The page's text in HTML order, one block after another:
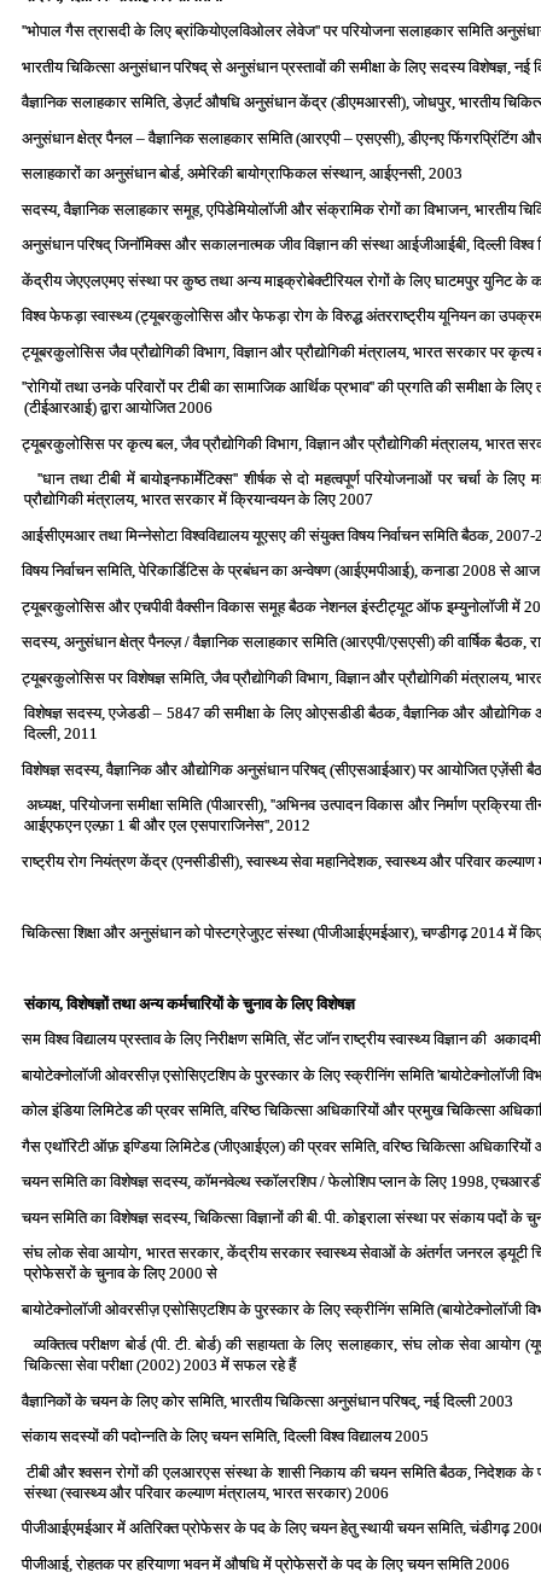
''भोपाल गैस त्रासदी के लिए ब्रांकियोएलविओलर लेवेज'' पर परियोजना सलाहकार समिति
भारतीय चिकित्‍सा अनुसंधान परिषद् से अनुसंधान प्रस्‍तावों की समीक्षा के लिए सदस्‍य विशेषज्ञ, नई
वैज्ञानिक सलाहकार समिति, डेज़र्ट औषधि अनुसंधान केंद्र (डीएमआरसी), जोधपुर, भारतीय
अनुसंधान क्षेत्र पैनल – वैज्ञानिक सलाहकार समिति (आरएपी – एसएसी), डीएनए फिंगरप्रिंटिंग
सलाहकारों का अनुसंधान बोर्ड, अमेरिकी बायोग्राफिकल संस्‍थान, आईएनसी, 2003
सदस्‍य, वैज्ञानिक सलाहकार समूह, एपिडेमियोलॉजी और संक्रामिक रोगों का विभाजन, भारतीय
अनुसंधान परिषद् जिनॉमिक्‍स और सकालनात्‍मक जीव विज्ञान की संस्‍था आईजीआईबी, दिल्‍ली विश्‍व
केंद्रीय जेएएलएमए संस्‍था पर कुष्‍ठ तथा अन्‍य माइक्रोबेक्‍टीरियल रोगों के लिए घाटमपुर युनिट के
विश्‍व फेफड़ा स्‍वास्‍थ्‍य (ट्यूबरकुलोसिस और फेफड़ा रोग के विरुद्ध अंतरराष्‍ट्रीय यूनियन का
ट्यूबरकुलोसिस जैव प्रौद्योगिकी विभाग, विज्ञान और प्रौद्योगिकी मंत्रालय, भारत सरकार पर
''रोगियों तथा उनके परिवारों पर टीबी का सामाजिक आर्थिक प्रभाव'' की प्रगति की समीक्षा
(टीईआरआई) द्वारा आयोजित 2006
ट्यूबरकुलोसिस पर कृत्‍य बल, जैव प्रौद्योगिकी विभाग, विज्ञान और प्रौद्योगिकी मंत्रालय, भारत
''धान तथा टीबी में बायोइनफार्मेटिक्‍स'' शीर्षक से दो महत्‍वपूर्ण परियोजनाओं पर चर्चा के लिए
प्रौद्योगिकी मंत्रालय, भारत सरकार में क्रियान्‍वयन के लिए 2007
आईसीएमआर तथा मिन्‍नेसोटा विश्‍वविद्यालय यूएसए की संयुक्‍त विषय निर्वाचन समिति बैठक,
विषय निर्वाचन समिति, पेरिकार्डिटिस के प्रबंधन का अन्‍वेषण (आईएमपीआई), कनाडा 2008 से
ट्यूबरकुलोसिस और एचपीवी वैक्‍सीन विकास समूह बैठक नेशनल इंस्‍टीट्यूट ऑफ इम्‍युनोलॉजी में
सदस्‍य, अनुसंधान क्षेत्र पैनल्‍ज़ / वैज्ञानिक सलाहकार समिति (आरएपी/एसएसी) की वार्षिक बैठक,
ट्यूबरकुलोसिस पर विशेषज्ञ समिति, जैव प्रौद्योगिकी विभाग, विज्ञान और प्रौद्योगिकी
विशेषज्ञ सदस्‍य, एजेडडी – 5847 की समीक्षा के लिए ओएसडीडी बैठक, वैज्ञानिक और
दिल्‍ली, 2011
विशेषज्ञ सदस्‍य, वैज्ञानिक और औद्योगिक अनुसंधान परिषद् (सीएसआईआर) पर आयोजित एज़ेंसी
अध्‍यक्ष, परियोजना समीक्षा समिति (पीआरसी), ''अभिनव उत्‍पादन विकास और निर्माण
आईएफएन एल्‍फ़ा 1 बी और एल एसपाराजिनेस'', 2012
राष्‍ट्रीय रोग नियंत्रण केंद्र (एनसीडीसी), स्‍वास्‍थ्‍य सेवा महानिदेशक, स्‍वास्‍थ्‍य और परिवार
चिकित्‍सा शिक्षा और अनुसंधान को पोस्‍टग्रेजुएट संस्‍था (पीजीआईएमईआर), चण्‍डीगढ़ 2014 में किए
संकाय, विशेषज्ञों तथा अन्‍य कर्मचारियों के चुनाव के लिए विशेषज्ञ
सम विश्‍व विद्यालय प्रस्‍ताव के लिए निरीक्षण समिति, सेंट जॉन राष्‍ट्रीय स्‍वास्‍थ्‍य विज्ञान की
बायोटेक्‍नोलॉजी ओवरसीज़ एसोसिएटशिप के पुरस्‍कार के लिए स्‍क्रीनिंग समिति 'बायोटेक्‍नोलॉजी
कोल इंडिया लिमिटेड की प्रवर समिति, वरिष्‍ठ चिकित्‍सा अधिकारियों और प्रमुख चिकित्‍सा
गैस एथॉरिटी ऑफ़ इण्डिया लिमिटेड (जीएआईएल) की प्रवर समिति, वरिष्‍ठ चिकित्‍सा
चयन समिति का विशेषज्ञ सदस्‍य, कॉमनवेल्‍थ स्‍कॉलरशिप / फेलोशिप प्‍लान के लिए 1998,
चयन समिति का विशेषज्ञ सदस्‍य, चिकित्‍सा विज्ञानों की बी. पी. कोइराला संस्‍था पर संकाय पदों
संघ लोक सेवा आयोग, भारत सरकार, केंद्रीय सरकार स्‍वास्‍थ्‍य सेवाओं के अंतर्गत जनरल ड्यूटी
प्रोफेसरों के चुनाव के लिए 2000 से
बायोटेक्‍नोलॉजी ओवरसीज़ एसोसिएटशिप के पुरस्‍कार के लिए स्‍क्रीनिंग समिति (बायोटेक्‍नोलॉजी
व्‍यक्तित्‍व परीक्षण बोर्ड (पी. टी. बोर्ड) की सहायता के लिए सलाहकार, संघ लोक सेवा
चिकित्‍सा सेवा परीक्षा (2002) 2003 में सफल रहे हैं
वैज्ञानिकों के चयन के लिए कोर समिति, भारतीय चिकित्‍सा अनुसंधान परिषद्, नई दिल्‍ली 2003
संकाय सदस्‍यों की पदोन्‍नति के लिए चयन समिति, दिल्‍ली विश्‍व विद्यालय 2005
टीबी और श्‍वसन रोगों की एलआरएस संस्‍था के शासी निकाय की चयन समि‍ति बैठक, निदेशक के
संस्‍था (स्‍वास्‍थ्‍य और परिवार कल्‍याण मंत्रालय, भारत सरकार) 2006
पीजीआईएमईआर में अतिरिक्‍त प्रोफेसर के पद के लिए चयन हेतु स्‍थायी चयन समिति, चंडीगढ़
पीजीआई, रोहतक पर हरियाणा भवन में औषधि में प्रोफेसरों के पद के लिए चयन समिति 2006